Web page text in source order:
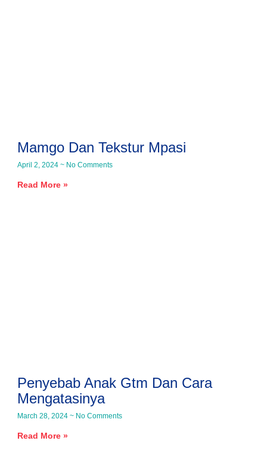
Mamgo Dan Tekstur Mpasi
April 2, 2024 No Comments
Read More »
Penyebab Anak Gtm Dan Cara
Mengatasinya
March 28, 2024 No Comments
Read More »